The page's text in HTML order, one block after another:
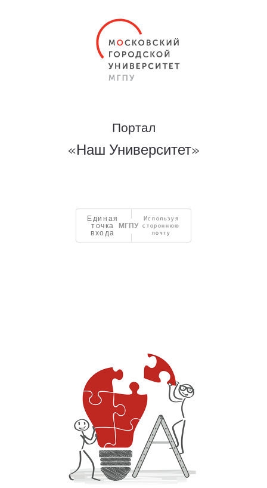
Портал
«Наш Университет»
Единая
точка
входа
Используя
стороннюю
почту